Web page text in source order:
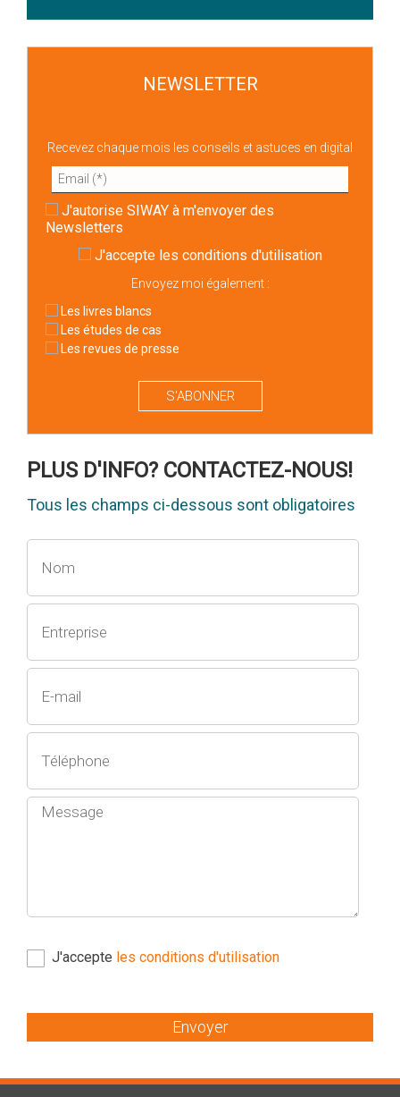
NEWSLETTER
Recevez chaque mois les conseils et astuces en digital
Newsletters
J'accepte les conditions d'utilisation
Envoyez moi également :
Les livres blancs
Les études de cas
Les revues de presse
S'ABONNER
PLUS D'INFO? CONTACTEZ-NOUS!
Tous les champs ci-dessous sont obligatoires
J'accepte les conditions d'utilisation
Envoyer